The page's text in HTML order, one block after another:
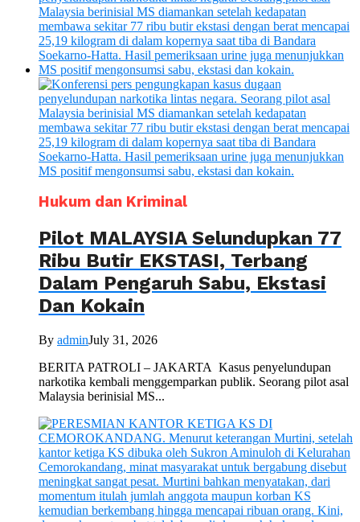
Hukum dan Kriminal
Pilot MALAYSIA Selundupkan 77
Ribu Butir EKSTASI, Terbang
Dalam Pengaruh Sabu, Ekstasi
Dan Kokain
By adminJuly 31, 2026
BERITA PATROLI – JAKARTA Kasus penyelundupan
narkotika kembali menggemparkan publik. Seorang pilot asal
Malaysia berinisial MS...